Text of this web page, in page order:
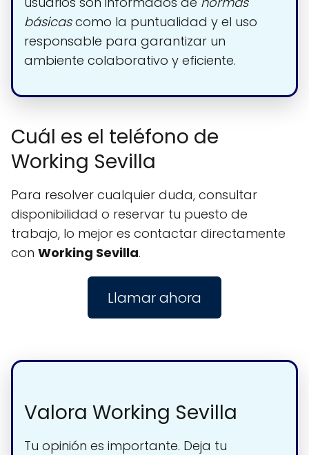
básicascomo la puntualidad y el uso
responsable para garantizar un
ambiente colaborativo y eficiente.
Cuál es el teléfono de
Working Sevilla
Para resolver cualquier duda, consultar
disponibilidad o reservar tu puesto de
trabajo, lo mejor es contactar directamente
con Working Sevilla.
Llamar ahora
Valora Working Sevilla
Tu opinión es importante. Deja tu